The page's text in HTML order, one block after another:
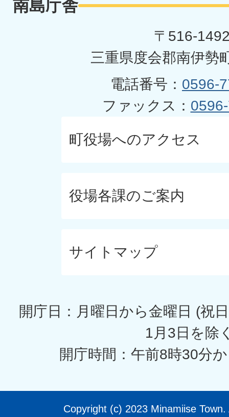
南島庁舎
〒516-
三重県度会郡南伊勢
電話番号： 0596-
ファックス：
町役場へのアクセス
役場各課のご案内
サイトマップ
開庁日：月曜日から金曜日 (祝
1月3日を除
開庁時間：午前8時30分
Copyright (c) 2023 Minamiise